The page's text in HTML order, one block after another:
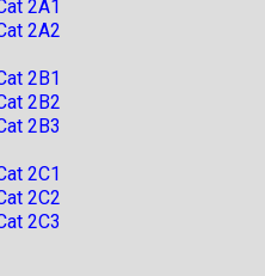
2A1
2A2
2B1
2B2
2B3
2C1
2C2
2C3